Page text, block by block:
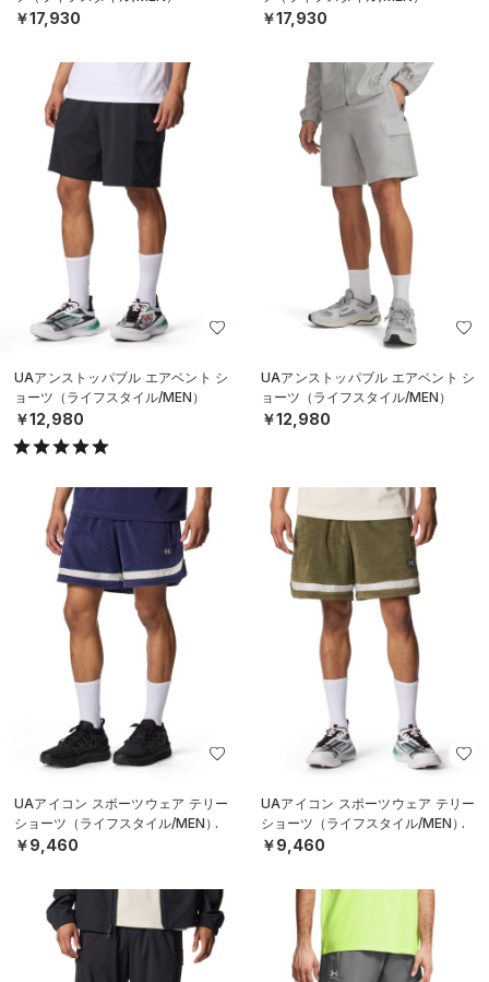
￥17,930 ￥17,930
UAアンストッパブル エアベント シ
ョーツ（ライフスタイル/MEN）
￥12,980
UAアンストッパブル エアベント シ
ョーツ（ライフスタイル/MEN）
￥12,980
UAアイコン スポーツウェア テリー
ショーツ（ライフスタイル/MEN）
￥9,460
UAアイコン スポーツウェア テリー
ショーツ（ライフスタイル/MEN）
￥9,460